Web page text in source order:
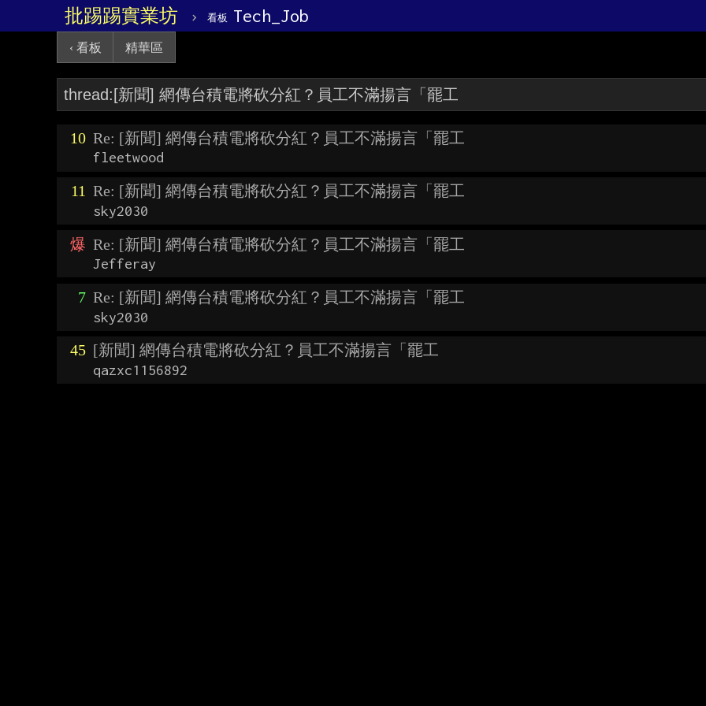
批踢踢實業坊 › 看板 Tech_Job
‹ 看板 精華區
10 Re: [新聞] 網傳台積電將砍分紅？員工不滿揚言「罷工
fleetwood
11 Re: [新聞] 網傳台積電將砍分紅？員工不滿揚言「罷工
sky2030
爆 Re: [新聞] 網傳台積電將砍分紅？員工不滿揚言「罷工
Jefferay
7 Re: [新聞] 網傳台積電將砍分紅？員工不滿揚言「罷工
sky2030
45 [新聞] 網傳台積電將砍分紅？員工不滿揚言「罷工
qazxc1156892